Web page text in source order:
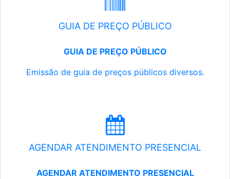
GUIA DE PREÇO PÚBLICO
GUIA DE PREÇO PÚBLICO
Emissão de guia de preços públicos diversos.
AGENDAR ATENDIMENTO PRESENCIAL
AGENDAR ATENDIMENTO PRESENCIAL